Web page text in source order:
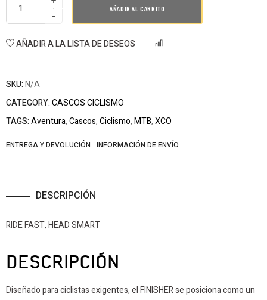
AÑADIR AL CARRITO
AÑADIR A LA LISTA DE DESEOS
SKU:N/A
CATEGORY:CASCOS CICLISMO
TAGS:Aventura,Cascos,Ciclismo,MTB,XCO
ENTREGA Y DEVOLUCIÓN INFORMACIÓN DE ENVÍO
DESCRIPCIÓN
RIDE FAST, HEAD SMART
DESCRIPCIÓN
Diseñado para ciclistas exigentes, el FINISHER se posiciona como un